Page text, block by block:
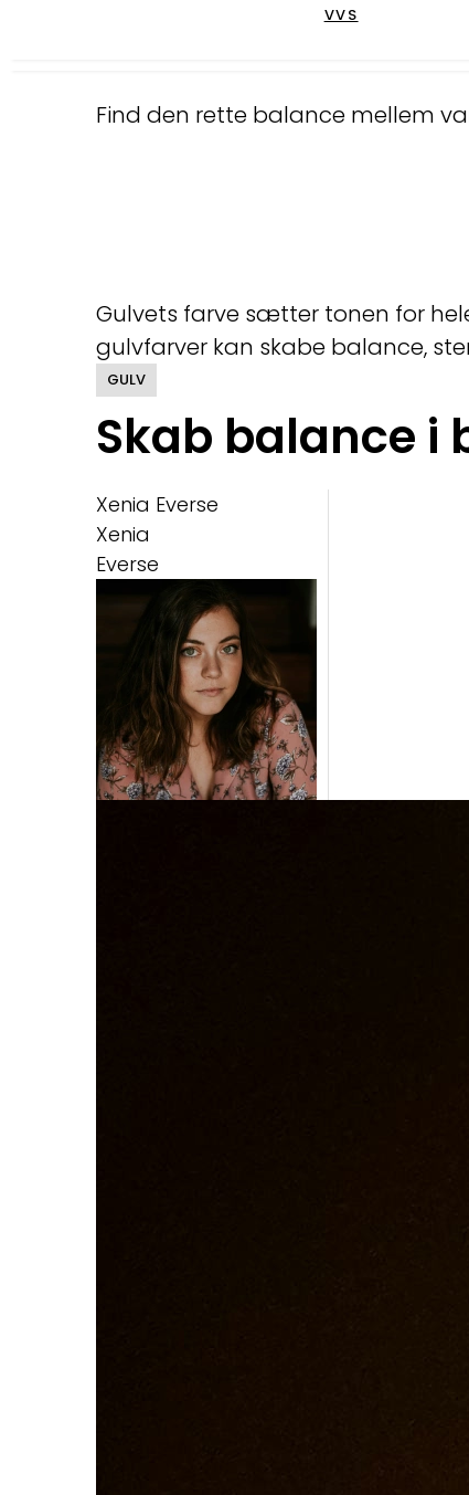
VVS
Skab balance i
Find den rette balance mellem
GULV
Gulvets farve sætter tonen for
gulvfarver kan skabe balance,
Xenia Everse
Xenia
Everse